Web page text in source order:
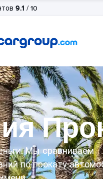
9.1 / 10
Мы сравниваем
по прокату